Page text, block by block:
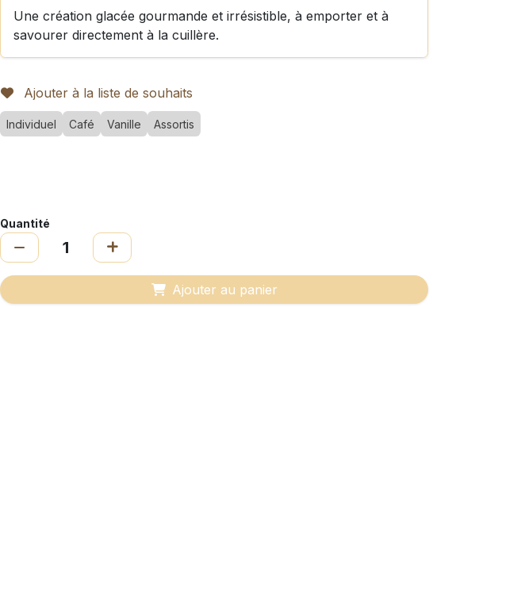
Une création glacée gourmande et irrésistible, à emporter et à
savourer directement à la cuillère.
Ajouter à la liste de souhaits
Individuel Café Vanille Assortis
Quantité
Ajouter au panier